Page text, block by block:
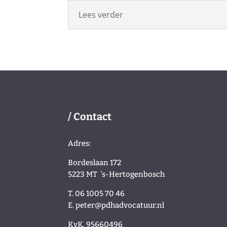
Lees verder
/ Contact
Adres:
Bordeslaan 172
5223 MT 's-Hertogenbosch
T. 06 1005 70 46
E.peter@pdhadvocatuur.nl
KvK.95660496